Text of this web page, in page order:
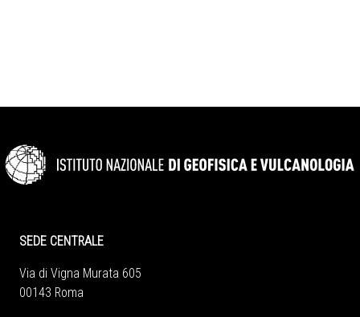
SEDE CENTRALE
Via di Vigna Murata 605
00143 Roma